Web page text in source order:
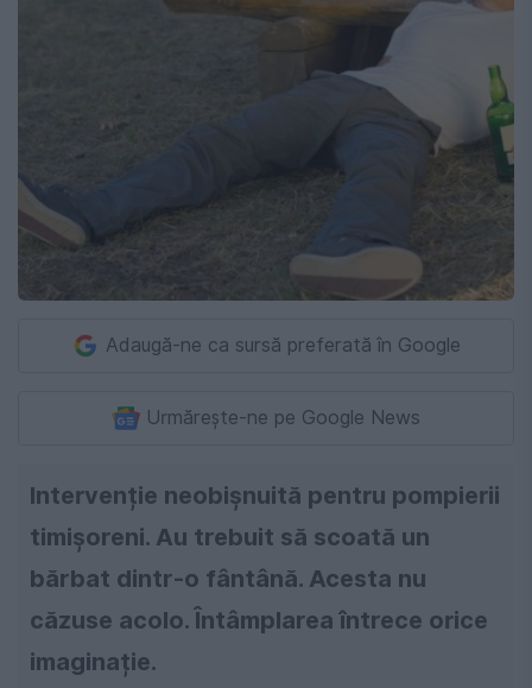
Adaugă-ne ca sursă preferată în Google
Urmărește-ne pe Google News
Intervenție neobișnuită pentru pompierii
timișoreni. Au trebuit să scoată un
bărbat dintr-o fântână. Acesta nu
căzuse acolo. Întâmplarea întrece orice
imaginație.